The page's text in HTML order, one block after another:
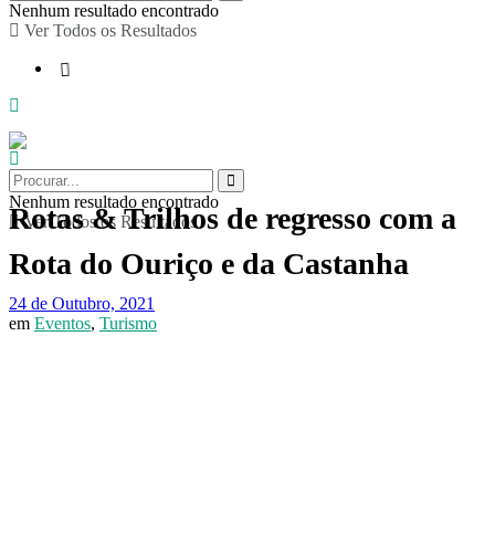
Nenhum resultado encontrado
Ver Todos os Resultados
Nenhum resultado encontrado
Ver Todos os Resultados
Rotas & Trilhos de regresso com a
Rota do Ouriço e da Castanha
24 de Outubro, 2021
em Eventos, Turismo